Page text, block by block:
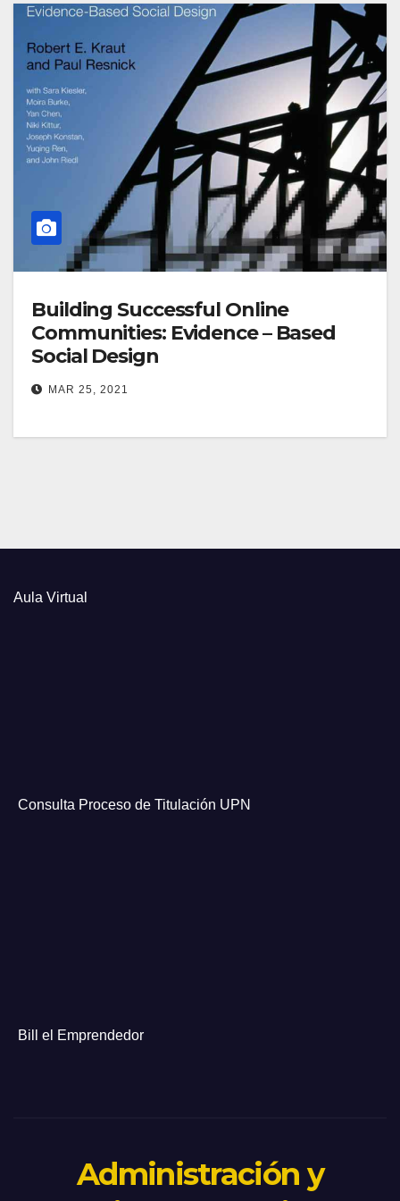
Building Successful Online
Communities: Evidence – Based
Social Design
MAR 25, 2021
Aula Virtual
Consulta Proceso de Titulación UPN
Bill el Emprendedor
Administración y